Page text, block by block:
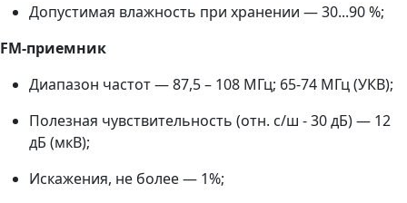
Допустимая влажность при хранении — 30...90 %;
FM-приемник
Диапазон частот — 87,5 – 108 МГц; 65-74 МГц (УКВ);
Полезная чувствительность (отн. с/ш - 30 дБ) — 12
дБ (мкВ);
Искажения, не более — 1%;